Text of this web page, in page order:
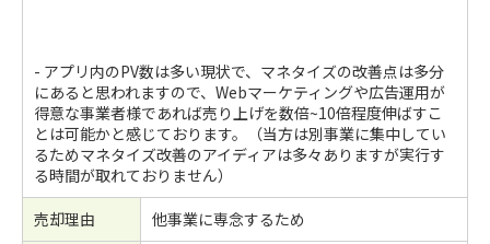
- アプリ内のPV数は多い現状で、マネタイズの改善点は多分
にあると思われますので、Webマーケティングや広告運用が
得意な事業者様であれば売り上げを数倍~10倍程度伸ばすこ
とは可能かと感じております。（当方は別事業に集中してい
るためマネタイズ改善のアイディアは多々ありますが実行す
る時間が取れておりません）
売却理由
他事業に専念するため